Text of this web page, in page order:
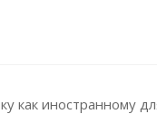
как иностранному